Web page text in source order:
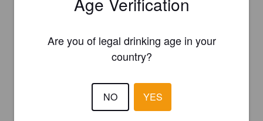
Are you of legal drinking age in your
country?
NO YES